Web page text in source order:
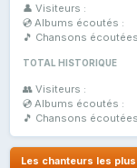
👤 Visiteurs :
💿 Albums écoutés :
🎵 Chansons
TOTAL HISTORIQUE
👥 Visiteurs :
💿 Albums écoutés :
🎵 Chansons
Les chanteurs les